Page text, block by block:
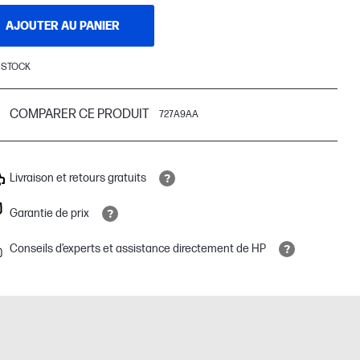
AJOUTER AU PANIER
COMPARER CE PRODUIT 727A9AA
Livraison et retours gratuits
Garantie de prix
Conseils d’experts et assistance directement de HP